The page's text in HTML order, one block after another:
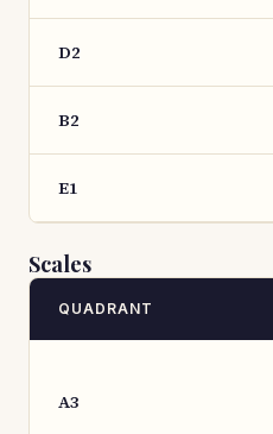
D2
B2
E1
Scales
QUADRANT
A3